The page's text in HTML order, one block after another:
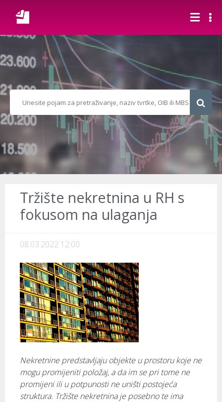
Tržište nekretnina u RH s
fokusom na ulaganja
08.03.2022 12:00
Nekretnine predstavljaju objekte u prostoru koje ne
mogu promijeniti položaj, a da im se pri tome ne
promijeni ili u potpunosti ne uništi postojeća
struktura. Tržište nekretnina je posebno te ima